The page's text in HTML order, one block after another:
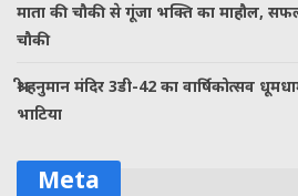
माता की चौकी से गूंजा भक्ति का माहौल,
चौकी
श्री हनुमान मंदिर 3डी-42 का वार्षिकोत्सव
भाटिया
Meta